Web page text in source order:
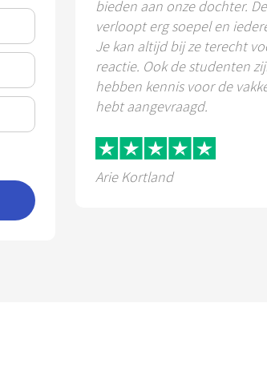
bieden aan onze dochter.
verloopt erg soepel en
Je kan altijd bij ze terecht
reactie. Ook de studenten
hebben kennis voor de
hebt aangevraagd.
Arie Kortland